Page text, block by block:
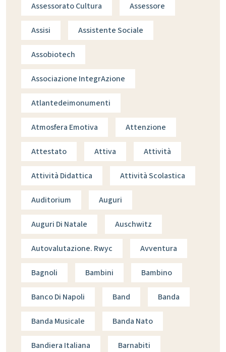
Assessorato Cultura Assessore
Assisi Assistente Sociale
Assobiotech
Associazione IntegrAzione
Atlantedeimonumenti
Atmosfera Emotiva Attenzione
Attestato Attiva Attività
Attività Didattica Attività Scolastica
Auditorium Auguri
Auguri Di Natale Auschwitz
Autovalutazione. Rwyc Avventura
Bagnoli Bambini Bambino
Banco Di Napoli Band Banda
Banda Musicale Banda Nato
Bandiera Italiana Barnabiti